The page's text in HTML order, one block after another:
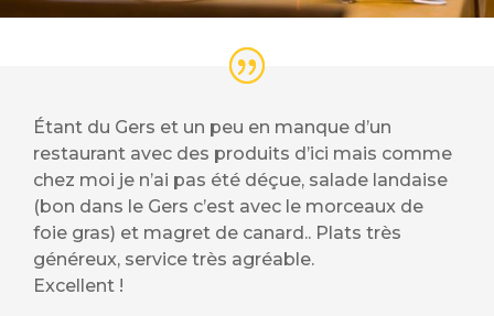
Étant du Gers et un peu en manque d’un
restaurant avec des produits d’ici mais comme
chez moi je n’ai pas été déçue, salade landaise
(bon dans le Gers c’est avec le morceaux de
foie gras) et magret de canard.. Plats très
généreux, service très agréable.
Excellent !